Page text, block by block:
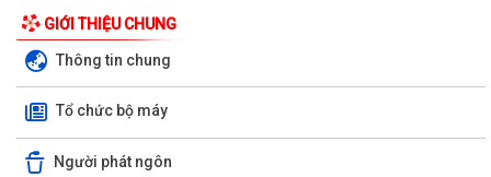
GIỚI THIỆU CHUNG
Thông tin chung
Tổ chức bộ máy
Người phát ngôn